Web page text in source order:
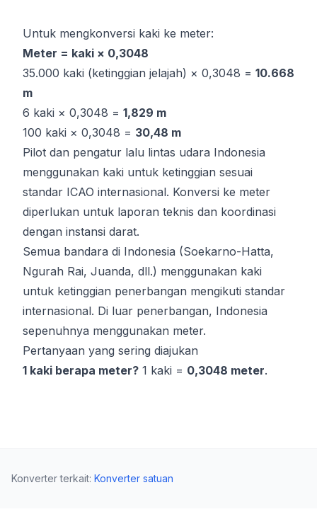
Untuk mengkonversi kaki ke meter:
Meter = kaki × 0,3048
35.000 kaki (ketinggian jelajah) × 0,3048 = 10.668
m
6 kaki × 0,3048 = 1,829 m
100 kaki × 0,3048 = 30,48 m
Pilot dan pengatur lalu lintas udara Indonesia
menggunakan kaki untuk ketinggian sesuai
standar ICAO internasional. Konversi ke meter
diperlukan untuk laporan teknis dan koordinasi
dengan instansi darat.
Semua bandara di Indonesia (Soekarno-Hatta,
Ngurah Rai, Juanda, dll.) menggunakan kaki
untuk ketinggian penerbangan mengikuti standar
internasional. Di luar penerbangan, Indonesia
sepenuhnya menggunakan meter.
Pertanyaan yang sering diajukan
1 kaki berapa meter? 1 kaki = 0,3048 meter.
Konverter terkait: Konverter satuan